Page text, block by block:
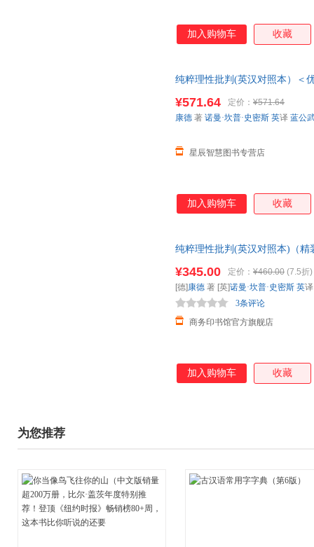
加入购物车 收藏
纯粹理性批判(英汉对照本）＜
¥571.64 定价： ¥571.64
星辰智慧图书专营店
康德 著 诺曼·坎普·史密斯 英译 蓝公
加入购物车 收藏
纯粹理性批判(英汉对照本)（精
¥345.00 定价： ¥460.00 (7.5折)
商务印书馆官方旗舰店
3条评论
[德]康德 著 [英]诺曼·坎普·史密斯 英
加入购物车 收藏
为您推荐